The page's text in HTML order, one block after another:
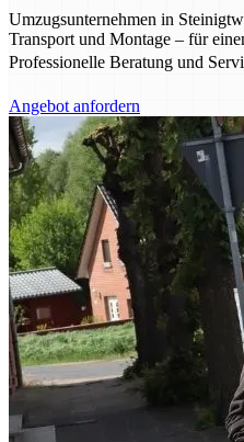
Umzugsunternehmen in
Transport und Montage – für
Professionelle Beratung und
Angebot anfordern